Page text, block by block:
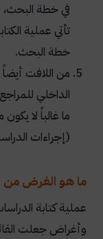
في خطة
تأتي عملية
خطة البحث.
من اللافت أيضاً
الداخلي
ما غالباً لا
(إجراءات
ما هو الغرض من
عملية كتابة
وأغراض جعلت